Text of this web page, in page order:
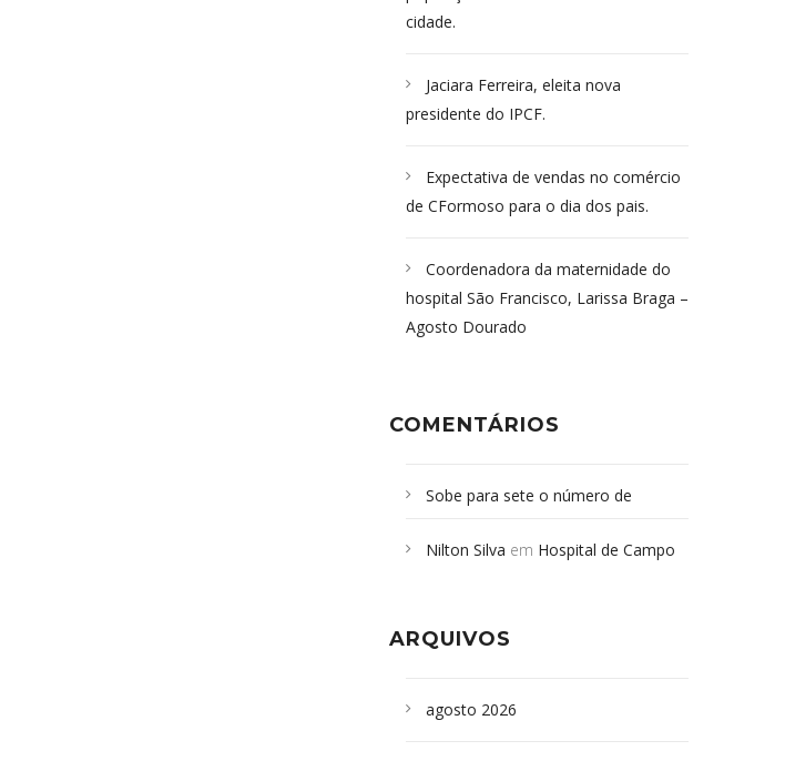
cidade.
Jaciara Ferreira, eleita nova
presidente do IPCF.
Expectativa de vendas no comércio
de CFormoso para o dia dos pais.
Coordenadora da maternidade do
hospital São Francisco, Larissa Braga –
Agosto Dourado
COMENTÁRIOS
Sobe para sete o número de
desabamento em São Paulo - Revista
sepultados em SP
Nilton Silva em Hospital de Campo
ARQUIVOS
agosto 2026